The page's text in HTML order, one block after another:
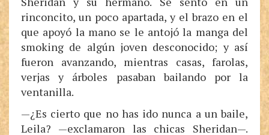
rinconcito, un poco apartada, y el brazo en el
que apoyó la mano se le antojó la manga del
smoking de algún joven desconocido; y así
fueron avanzando, mientras casas, farolas,
verjas y árboles pasaban bailando por la
ventanilla.
—¿Es cierto que no has ido nunca a un baile,
Leila? —exclamaron las chicas Sheridan—.